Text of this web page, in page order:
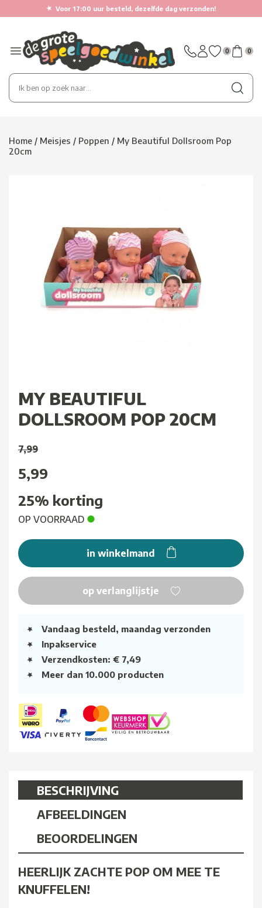
★ Voor 17:00 uur besteld, dezelfde dag verzonden!
0 0
Home / Meisjes / Poppen / My Beautiful Dollsroom Pop
20cm
MY BEAUTIFUL
DOLLSROOM POP 20CM
7,99
5,99
25% korting
OP VOORRAAD
in winkelmand
op verlanglijstje
Vandaag besteld, maandag verzonden
Inpakservice
Verzendkosten: € 7,49
Meer dan 10.000 producten
BESCHRIJVING
AFBEELDINGEN
BEOORDELINGEN
HEERLIJK ZACHTE POP OM MEE TE
KNUFFELEN!